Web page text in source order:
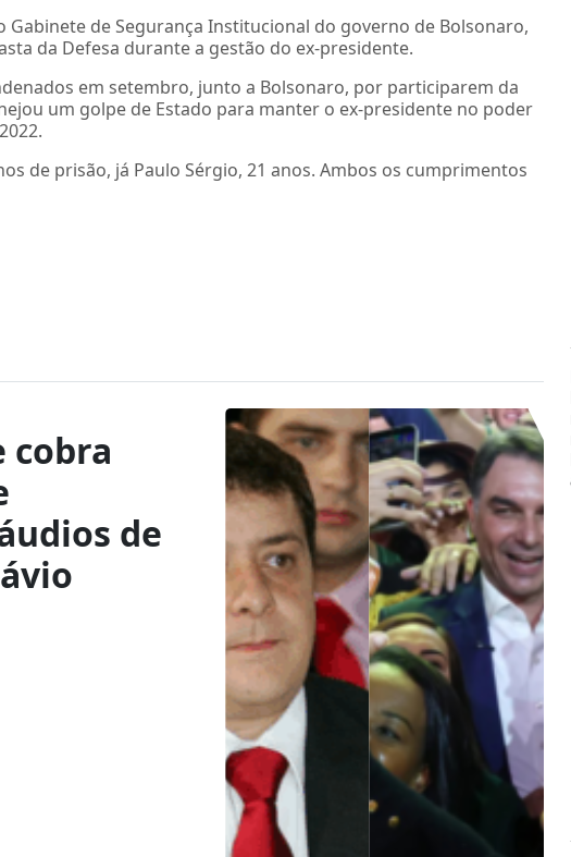
de Segurança Institucional do governo de Bolsonaro,
da Defesa durante a gestão do ex-presidente.
em setembro, junto a Bolsonaro, por participarem da
um golpe de Estado para manter o ex-presidente no poder
de prisão, já Paulo Sérgio, 21 anos. Ambos os cumprimentos
cobra
de